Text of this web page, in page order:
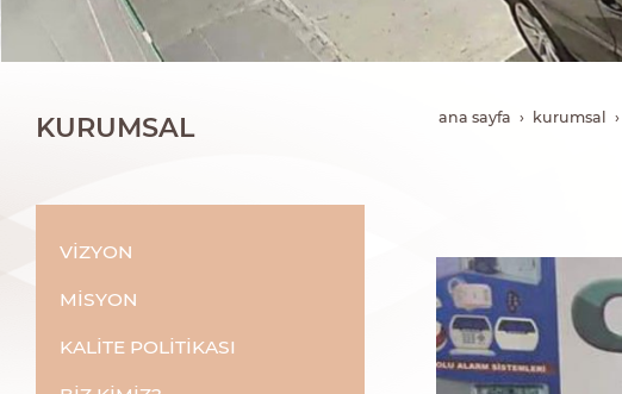
ana sayfa kurumsal
KURUMSAL
VİZYON
MİSYON
KALİTE POLİTİKASI